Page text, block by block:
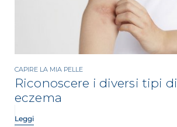
CAPIRE LA MIA PELLE
Riconoscere i diversi tipi di
eczema
Leggi